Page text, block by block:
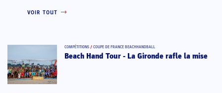
VOIR TOUT
COMPÉTITIONS / COUPE DE FRANCE BEACHHANDBALL
Beach Hand Tour - La Gironde rafle la mise